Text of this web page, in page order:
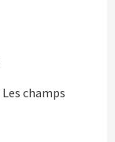
Les champs